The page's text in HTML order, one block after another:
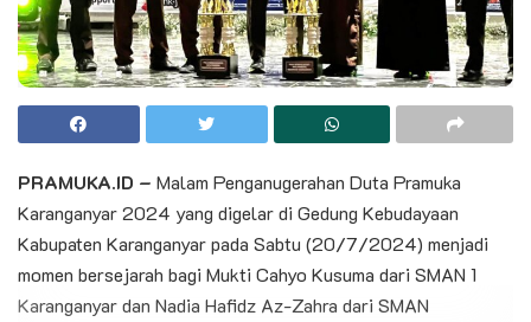
PRAMUKA.ID – Malam Penganugerahan Duta Pramuka
Karanganyar 2024 yang digelar di Gedung Kebudayaan
Kabupaten Karanganyar pada Sabtu (20/7/2024) menjadi
momen bersejarah bagi Mukti Cahyo Kusuma dari SMAN 1
Karanganyar dan Nadia Hafidz Az-Zahra dari SMAN